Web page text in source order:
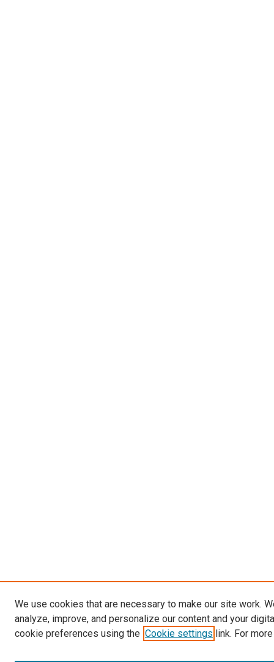
We use cookies that are necessary to make our site work.
analyze, improve, and personalize our content and your
cookie preferences using the Cookie settings link. For